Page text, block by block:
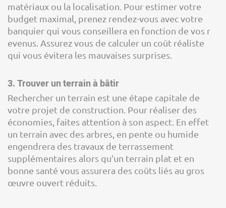
matériaux ou la localisation. Pour estimer votre
budget maximal, prenez rendez-vous avec votre
banquier qui vous conseillera en fonction de vos r
evenus. Assurez vous de calculer un coût réaliste
qui vous évitera les mauvaises surprises.
3. Trouver un terrain à bâtir
Rechercher un terrain est une étape capitale de
votre projet de construction. Pour réaliser des
économies, faites attention à son aspect. En effet
un terrain avec des arbres, en pente ou humide
engendrera des travaux de terrassement
supplémentaires alors qu’un terrain plat et en
bonne santé vous assurera des coûts liés au gros
œuvre ouvert réduits.